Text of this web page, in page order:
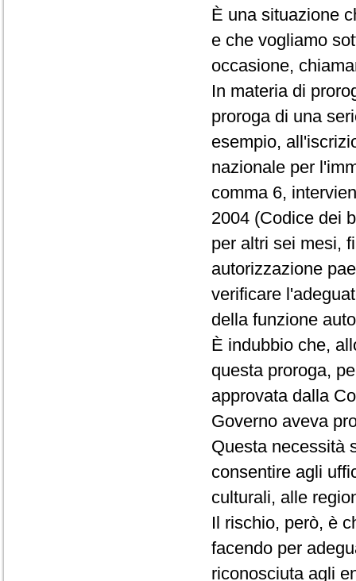
È una situazione
e che vogliamo
occasione,
In materia di
proroga di una
esempio,
nazionale per
comma 6,
2004 (Codice dei
per altri sei mesi,
autorizzazione
verificare
della funzione
È indubbio che,
questa proroga,
approvata dalla
Governo aveva
Questa necessità
consentire agli
culturali, alle
Il rischio, però, è
facendo per
riconosciuta agli